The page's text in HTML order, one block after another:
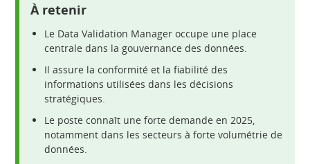
À retenir
Le Data Validation Manager occupe une place
centrale dans la gouvernance des données.
Il assure la conformité et la fiabilité des
informations utilisées dans les décisions
stratégiques.
Le poste connaît une forte demande en 2025,
notamment dans les secteurs à forte volumétrie de
données.